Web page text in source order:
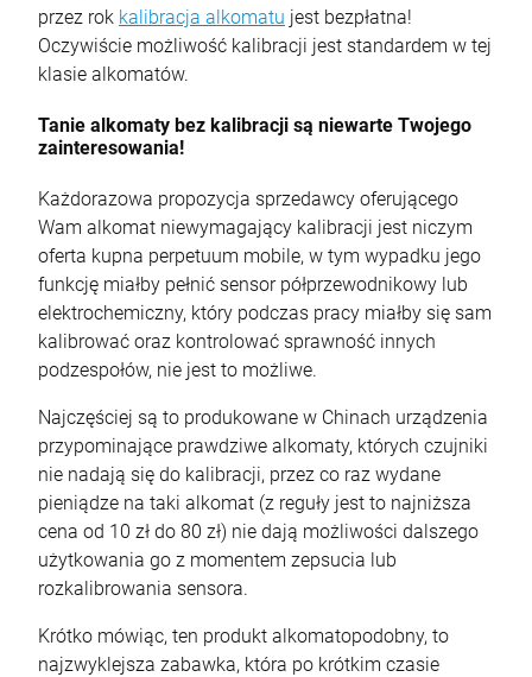
przez rok kalibracja alkomatu jest bezpłatna!
Oczywiście możliwość kalibracji jest standardem w tej
klasie alkomatów.
Tanie alkomaty bez kalibracji są niewarte Twojego
zainteresowania!
Każdorazowa propozycja sprzedawcy oferującego
Wam alkomat niewymagający kalibracji jest niczym
oferta kupna perpetuum mobile, w tym wypadku jego
funkcję miałby pełnić sensor półprzewodnikowy lub
elektrochemiczny, który podczas pracy miałby się sam
kalibrować oraz kontrolować sprawność innych
podzespołów, nie jest to możliwe.
Najczęściej są to produkowane w Chinach urządzenia
przypominające prawdziwe alkomaty, których czujniki
nie nadają się do kalibracji, przez co raz wydane
pieniądze na taki alkomat (z reguły jest to najniższa
cena od 10 zł do 80 zł) nie dają możliwości dalszego
użytkowania go z momentem zepsucia lub
rozkalibrowania sensora.
Krótko mówiąc, ten produkt alkomatopodobny, to
najzwyklejsza zabawka, która po krótkim czasie